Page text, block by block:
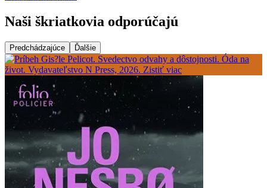
Naši škriatkovia odporúčajú
Predchádzajúce Ďalšie